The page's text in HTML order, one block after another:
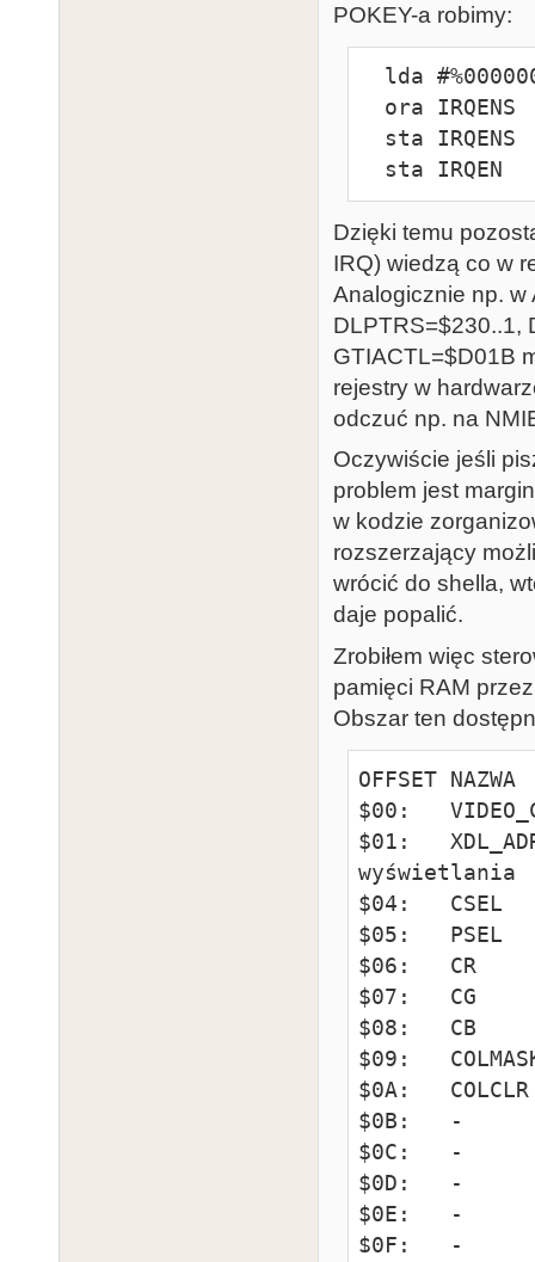
POKEY-a robimy:
sta IRQEN
Dzięki temu
IRQ) wiedzą co w
Analogicznie np. w
DLPTRS=$230..1,
GTIACTL=$D01B
rejestry w
odczuć np. na
Oczywiście jeśli
problem jest
w kodzie
rozszerzający
wrócić do shella,
daje popalić.
Zrobiłem więc
pamięci RAM
Obszar ten
OFFSET
$00:
$01:
wyświetlania
$04:
$05:
$06:   CR
$07:   CG
$08:   CB
$09:
$0A:
$0B:   -
$0C:   -
$0D:   -
$0E:   -
$0F:   -